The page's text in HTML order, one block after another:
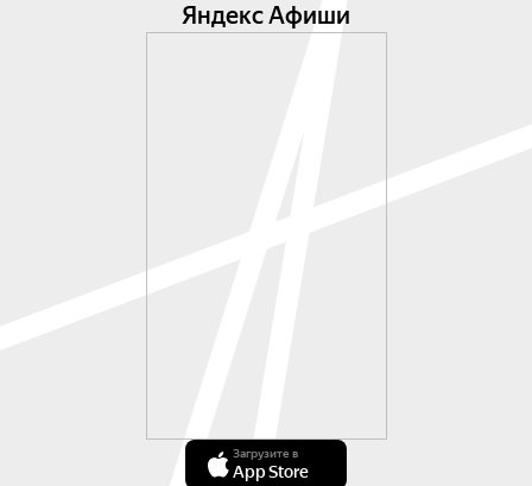
Яндекс Афиши
Загрузите в
App Store